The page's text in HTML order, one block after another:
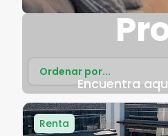
Encuentra
Ordenar por...
Renta